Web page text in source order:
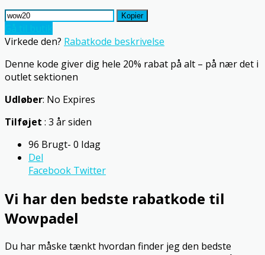
Kopier
Virkede den? Rabatkode beskrivelse
Denne kode giver dig hele 20% rabat på alt – på nær det i
outlet sektionen
Udløber: No Expires
Tilføjet : 3 år siden
96 Brugt- 0 Idag
Del
Facebook Twitter
Vi har den bedste rabatkode til
Wowpadel
Du har måske tænkt hvordan finder jeg den bedste